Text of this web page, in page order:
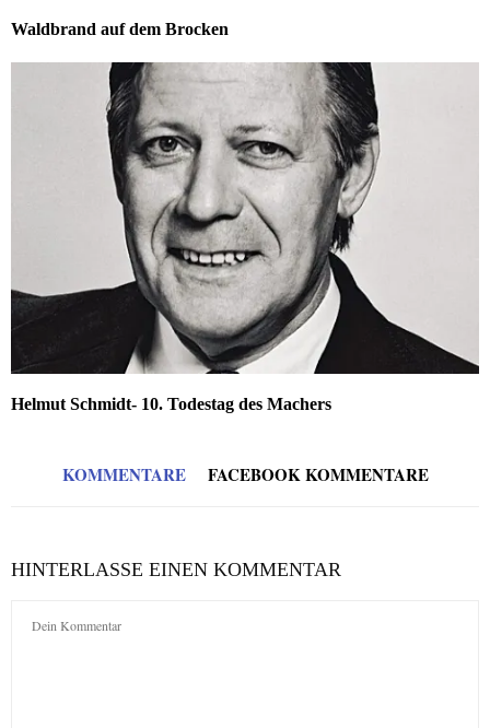
Waldbrand auf dem Brocken
Helmut Schmidt- 10. Todestag des Machers
KOMMENTARE FACEBOOK KOMMENTARE
HINTERLASSE EINEN KOMMENTAR